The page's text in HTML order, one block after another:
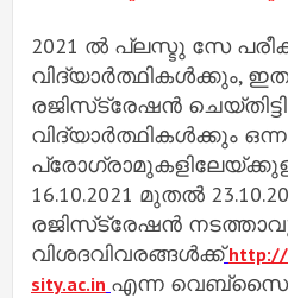
2021 ല്‍ പ്ലസ്ടു സേ
വിദ്യാര്‍ത്ഥികള്‍ക്കും,
രജിസ്‌ട്രേഷന്‍
വിദ്യാര്‍ത്ഥികള്‍ക്കും
16.10.2021 മുതല്‍
രജിസ്‌ട്രേഷന്‍
വിശദവിവരങ്ങള്‍ക്ക് http://
sity.ac.in എന്ന